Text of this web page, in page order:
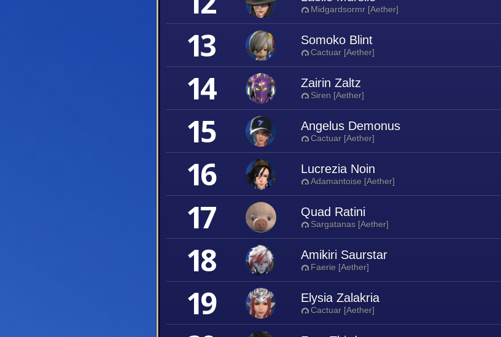
Midgardsormr [Aether]
13 Somoko Blint
Cactuar [Aether]
14 Zairin Zaltz
Siren [Aether]
15 Angelus Demonus
Cactuar [Aether]
16 Lucrezia Noin
Adamantoise [Aether]
17 Quad Ratini
Sargatanas [Aether]
18 Amikiri Saurstar
Faerie [Aether]
19 Elysia Zalakria
Cactuar [Aether]